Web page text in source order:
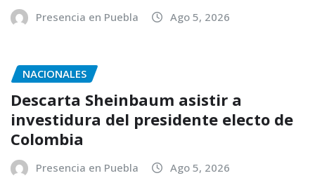
Presencia en Puebla Ago 5, 2026
NACIONALES
Descarta Sheinbaum asistir a
investidura del presidente electo de
Colombia
Presencia en Puebla Ago 5, 2026